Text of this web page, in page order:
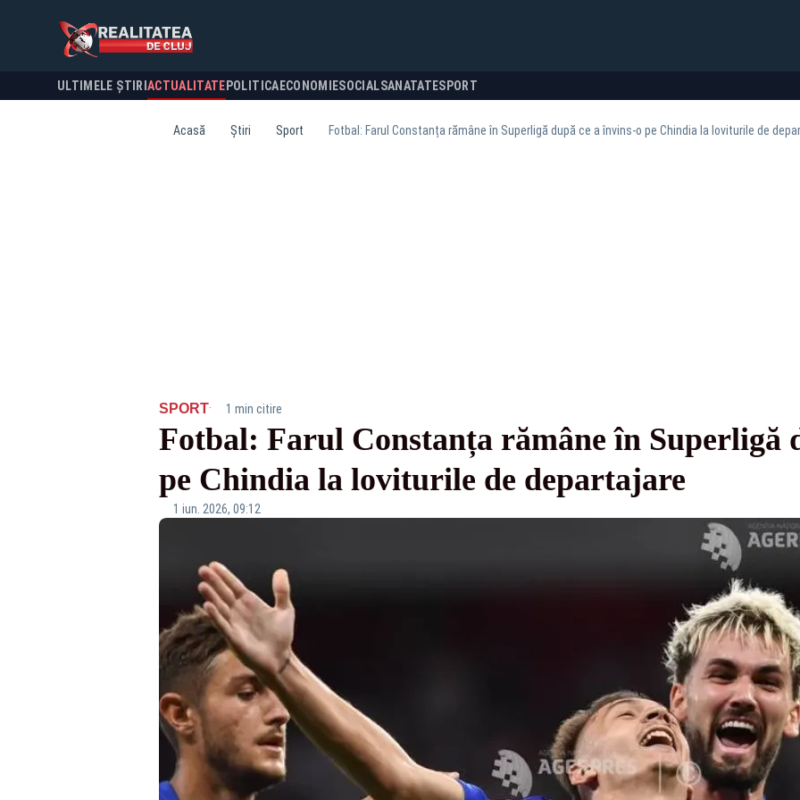
ULTIMELE ȘTIRI ACTUALITATE POLITICA ECONOMIESOCIALSANATATESPORT
Acasă Știri Sport Fotbal: Farul Constanța rămâne în Superligă după ce a învins-o pe Chindia la loviturile de
SPORT· 1 min citire
Fotbal: Farul Constanța rămâne în Superligă
pe Chindia la loviturile de departajare
1 iun. 2026, 09:12